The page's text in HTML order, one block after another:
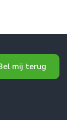
mij terug